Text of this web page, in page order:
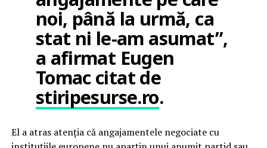
noi, până la urmă, ca
stat ni le-am asumat”,
a afirmat Eugen
Tomac citat de
stiripesurse.ro.
El a atras atenția că angajamentele negociate cu